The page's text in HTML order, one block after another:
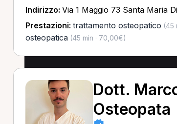
Indirizzo: Via 1 Maggio 73 Santa Maria
Prestazioni: trattamento osteopatico (45
osteopatica(45 min · 70,00€)
Dott.
Osteopata